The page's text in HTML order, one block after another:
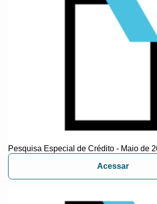
Pesquisa Especial de Crédito - Maio de
Acessar